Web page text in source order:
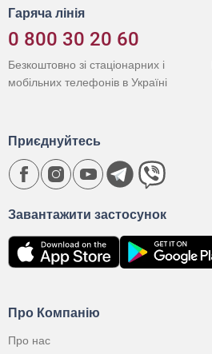
Гаряча лінія
0 800 30 20 60
Безкоштовно зі стаціонарних і
мобільних телефонів в Україні
Про Компанію
Про нас
Завантажити застосунок
Приєднуйтесь